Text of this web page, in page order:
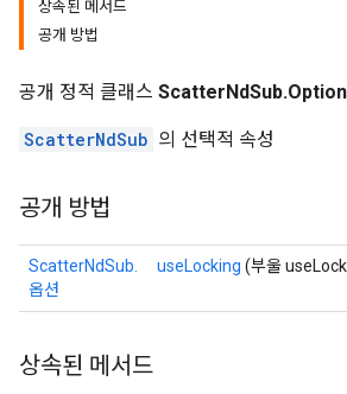
상속된 메서드
공개 방법
공개 정적 클래스
ScatterNdSub 의 선택적 속성
공개 방법
ScatterNdSub.
옵션
useLocking (부울
상속된 메서드